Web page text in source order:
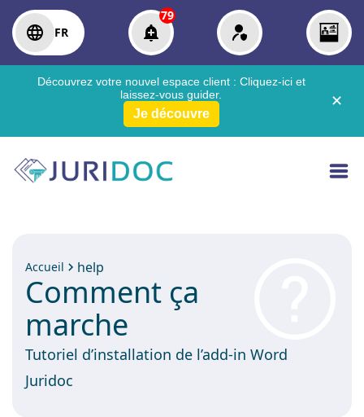
FR
79
Découvrez votre nouvel espace client : Cliquez-ici et
laissez-vous guider.
Je découvre
✕
Accueil help
Comment ça
marche
Tutoriel d’installation de l’add-in Word
Juridoc